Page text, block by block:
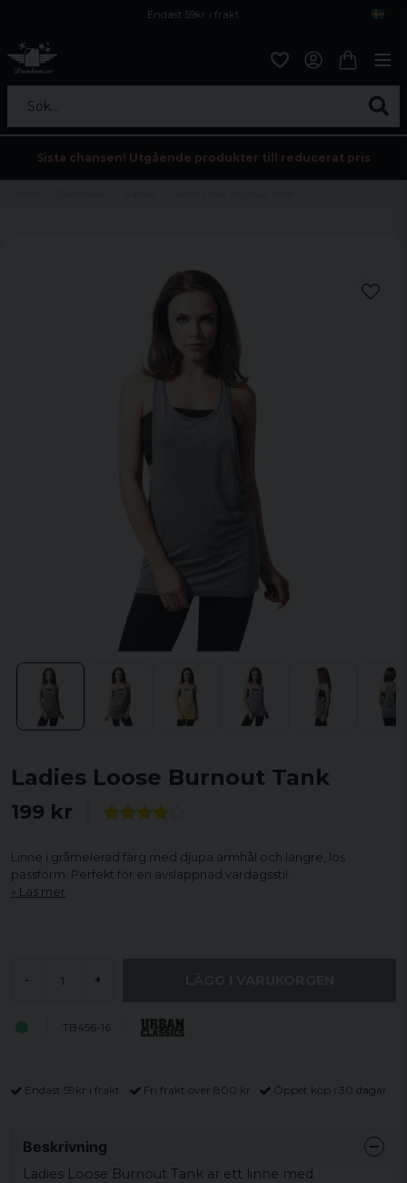
Endast 59kr i frakt
Sök...
Sista chansen! Utgående produkter till reducerat pris
Ladies Loose Burnout Tank
199 kr
Linne i gråmelerad färg med djupa ärmhål och längre, lös
passform. Perfekt för en avslappnad vardagsstil.
Läs mer
- +
TB456-16
Endast 59kr i frakt Fri frakt över 800 kr Öppet köp i 30 dagar
Beskrivning
Ladies Loose Burnout Tank är ett linne med